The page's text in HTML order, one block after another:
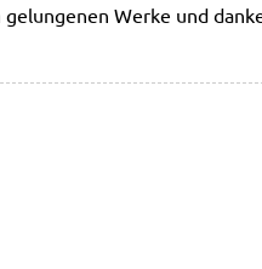
Werke und